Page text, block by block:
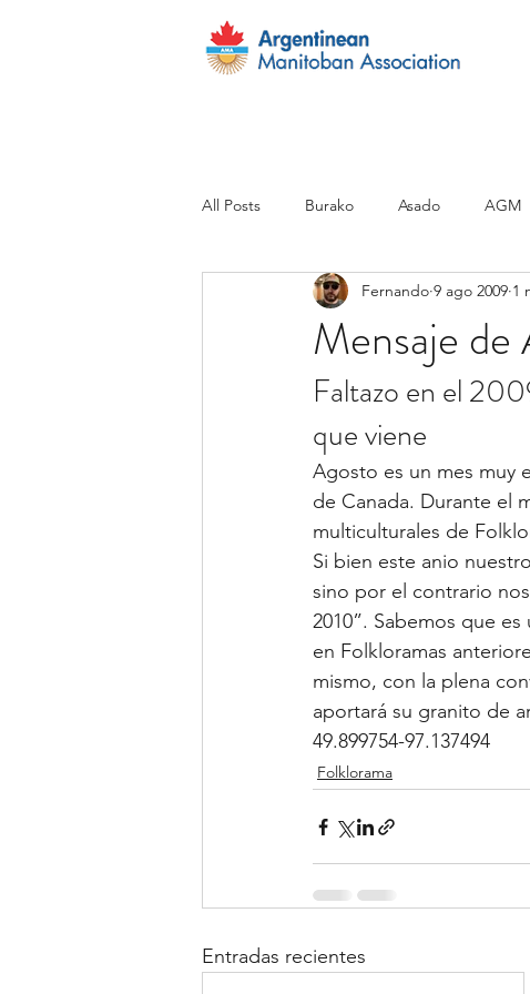
All Posts Burako Asado AGM
Inmigracion Otras
Sin categoría Scholarship
Mensaje
Fernando 9 ago 2009 1
Faltazo en el
que viene
Agosto es un mes muy
de Canada. Durante el
multiculturales de
Si bien este anio
sino por el contrario
2010”. Sabemos que
en Folkloramas
mismo, con la plena
aportará su granito de
49.899754-97.137494
Folklorama
Entradas recientes